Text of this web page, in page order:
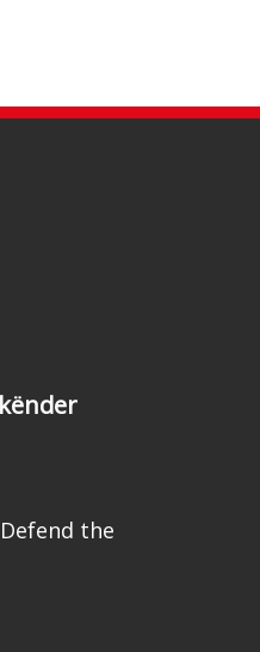
the